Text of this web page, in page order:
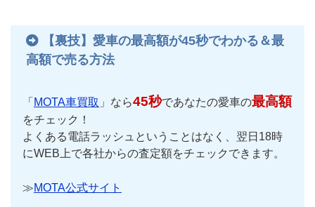
【裏技】愛車の最高額が45秒でわかる＆最
高額で売る方法
「 MOTA車買取 」なら45秒であなたの愛車の最高額
をチェック！
よくある電話ラッシュということはなく、翌日18時
にWEB上で各社からの査定額をチェックできます。
≫MOTA公式サイト